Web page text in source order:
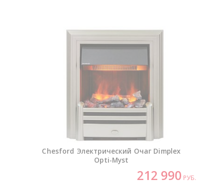
Chesford Электрический Очаг Dimplex
Opti-Myst
212 990 РУБ.